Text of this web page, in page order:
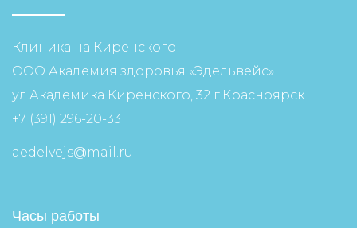
Клиника на Киренского
ООО Академия здоровья «Эдельвейс»
ул.Академика Киренского, 32 г.Красноярск
+7 (391) 296-20-33
aedelvejs@mail.ru
Часы работы